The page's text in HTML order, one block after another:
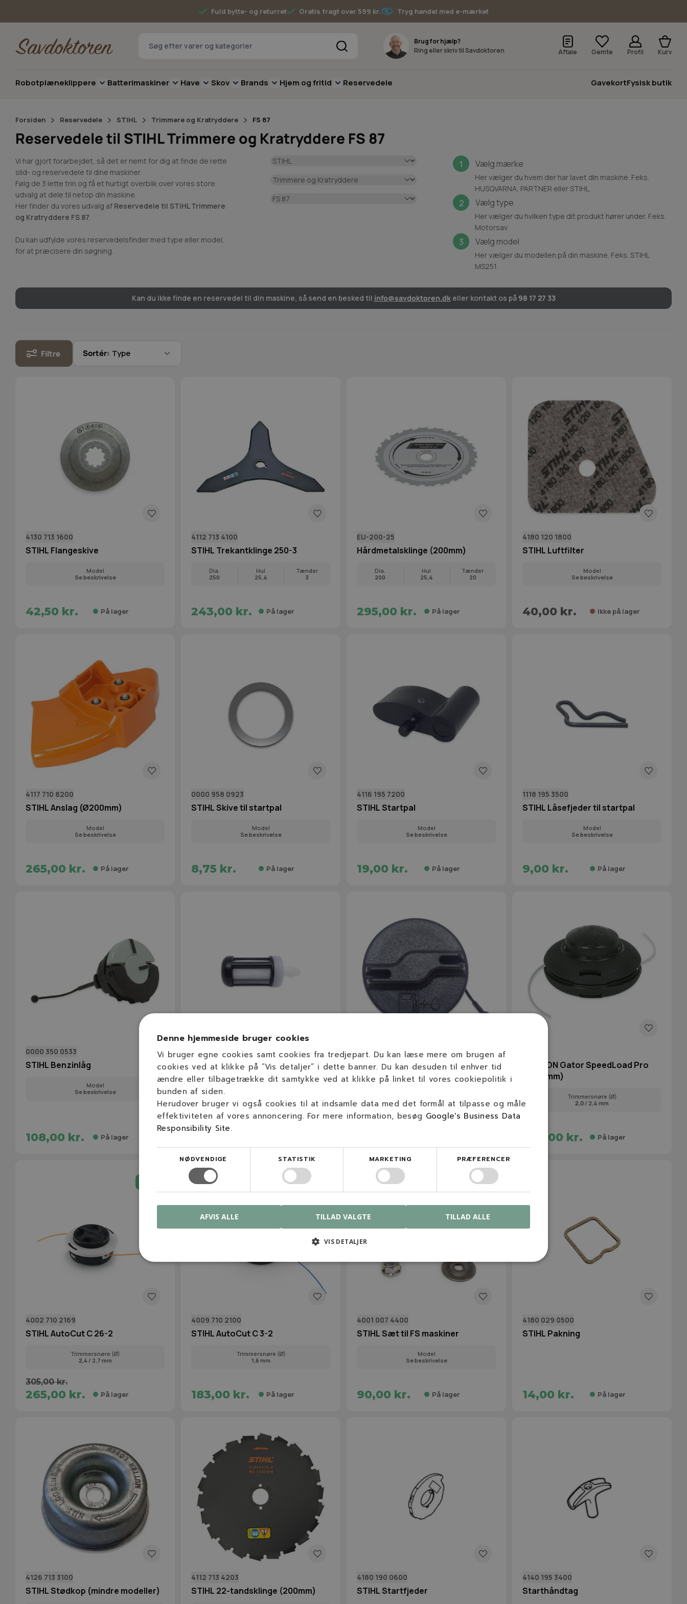
Fuld bytte- og returret Gratis fragt over 599 kr. Tryg handel med e-mærket
Brug for hjælp?
Ring eller skriv til Savdoktoren
Aftale Gemte Profil Kurv
Robotplæneklippere Toggle submenu for Robotplæneklippere
Batterimaskiner Toggle submenu for Batterimaskiner
Have Toggle submenu for Have
Skov Toggle submenu for Skov
Brands Toggle submenu for Brands
Hjem og fritid Toggle submenu for Hjem og fritid
Reservedele GavekortFysisk butik
Forsiden Reservedele STIHL Trimmere og Kratryddere FS 87
Reservedele til STIHL Trimmere og Kratryddere FS 87
Vi har gjort forarbejdet, så det er nemt for dig at finde de rette
slid- og reservedele til dine maskiner.
Følg de 3 lette trin og få et hurtigt overblik over vores store
udvalg at dele til netop din maskine.
Her finder du vores udvalg af Reservedele til STIHL Trimmere
og Kratryddere FS 87.
Du kan udfylde vores reservedelsfinder med type eller model,
for at præcisere din søgning.
1 Vælg mærke
Her vælger du hvem der har lavet din maskine. F.eks.
HUSQVARNA, PARTNER eller STIHL.
2 Vælg type
Her vælger du hvilken type dit produkt hører under. F.eks.
Motorsav.
3 Vælg model
Her vælger du modellen på din maskine. F.eks. STIHL
MS251.
Kan du ikke finde en reservedel til din maskine, så send en besked til info@savdoktoren.dkeller kontakt os på 98 17 27 33
Filtre Sortér:
4130 713 1600
STIHL Flangeskive
Model
Se beskrivelse
42,50 kr. På lager
4112 713 4100
STIHL Trekantklinge 250-3
Dia.
250
Hul
25,4
Tænder
3
243,00 kr. På lager
EU-200-25
Hårdmetalsklinge (200mm)
Dia.
200
Hul
25,4
Tænder
20
295,00 kr. På lager
4180 120 1800
STIHL Luftfilter
Model
Se beskrivelse
40,00 kr. Ikke på lager
4117 710 8200
STIHL Anslag (Ø200mm)
Model
Se beskrivelse
265,00 kr. På lager
0000 958 0923
STIHL Skive til startpal
Model
Se beskrivelse
8,75 kr. På lager
4116 195 7200
STIHL Startpal
Model
Se beskrivelse
19,00 kr. På lager
1118 195 3500
STIHL Låsefjeder til startpal
Model
Se beskrivelse
9,00 kr. På lager
0000 350 0533
STIHL Benzinlåg
Model
Se beskrivelse
108,00 kr. På lager
NGP00003503502
NGP Benzinfilter til STIHL (Lille
studs)
Se beskrivelse
49,00 kr.
0000 350 0527
STIHL Benzinprop
OREGON Gator SpeedLoad Pro
(Ø108mm)
Trimmersnøre (Ø)
2,0 / 2,4 mm
245,00 kr. På lager
4002 710 2169
STIHL AutoCut C 26-2
Trimmersnøre (Ø)
2,4 / 2,7 mm
305,00 kr.
265,00 kr. På lager
4009 710 2100
STIHL AutoCut C 3-2
Trimmersnøre (Ø)
1,6 mm
183,00 kr. På lager
4001 007 4400
STIHL Sæt til FS maskiner
Model
Se beskrivelse
90,00 kr. På lager
4180 029 0500
STIHL Pakning
14,00 kr. På lager
4126 713 3100
STIHL Stødkop (mindre modeller)
4112 713 4203
STIHL 22-tandsklinge (200mm)
4180 190 0600
STIHL Startfjeder
4140 195 3400
Starthåndtag
Denne hjemmeside bruger cookies
Vi bruger egne cookies samt cookies fra tredjepart. Du kan læse mere om brugen af
cookies ved at klikke på ”Vis detaljer” i dette banner. Du kan desuden til enhver tid
ændre eller tilbagetrække dit samtykke ved at klikke på linket til vores cookiepolitik i
bunden af siden.
Herudover bruger vi også cookies til at indsamle data med det formål at tilpasse og måle
effektiviteten af vores annoncering. For mere information, besøg Google's Business Data
Responsibility Site.
NØDVENDIGE STATISTIK MARKETING PRÆFERENCER
TILLAD VALGTE TILLAD ALLE
AFVIS ALLE
VIS DETALJER